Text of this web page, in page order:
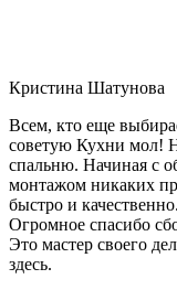
Кристина Шатунова
Всем, кто еще
советую Кухни мол!
спальню. Начиная с
монтажом никаких
быстро и
Огромное спасибо
Это мастер своего
здесь.